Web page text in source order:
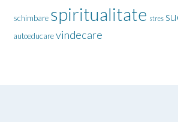
schimbare spiritualitate stres
autoeducarevindecare